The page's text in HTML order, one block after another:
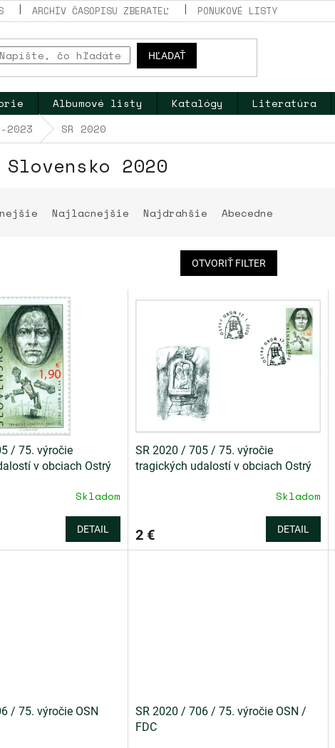
ARCHÍV ČASOPISU ZBERATEĽ PONUKOVÉ LISTY
HĽADAŤ
Albumové listy Katalógy Literatúra
2023 SR 2020
Slovensko 2020
Najlacnejšie Najdrahšie Abecedne
OTVORIŤ FILTER
/ 75. výročie
v obciach Ostrý
Skladom
DETAIL
SR 2020 / 705 / 75. výročie
tragických udalostí v obciach Ostrý
Skladom
2 € DETAIL
/ 75. výročie OSN
SR 2020 / 706 / 75. výročie OSN /
FDC